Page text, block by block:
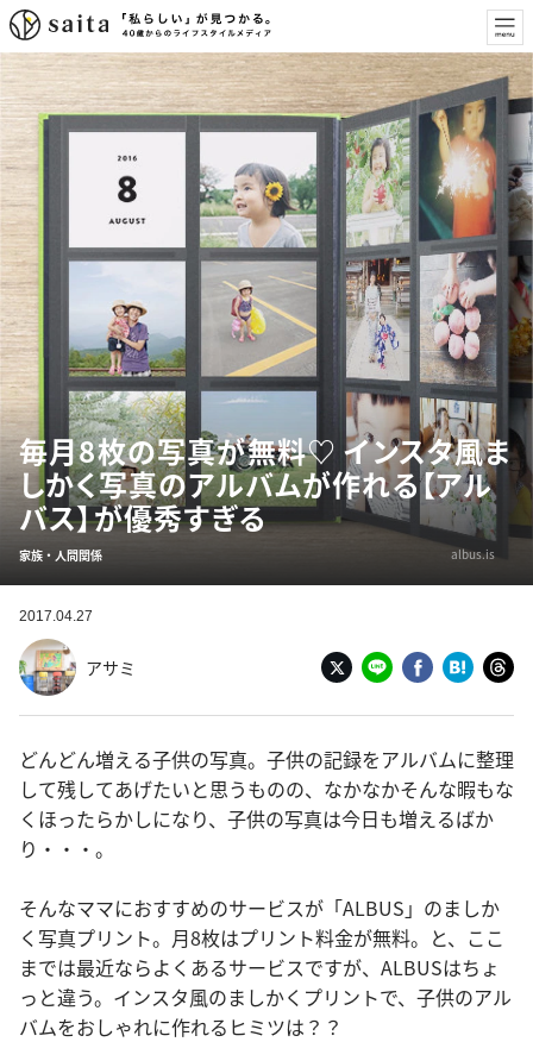
毎月8枚の写真が無料♡ インスタ風ま
しかく写真のアルバムが作れる【アル
バス】が優秀すぎる
家族・人間関係 albus.is
2017.04.27
アサミ
どんどん増える子供の写真。子供の記録をアルバムに整理
して残してあげたいと思うものの、なかなかそんな暇もな
くほったらかしになり、子供の写真は今日も増えるばか
り・・・。
そんなママにおすすめのサービスが「ALBUS」のましか
く写真プリント。月8枚はプリント料金が無料。と、ここ
までは最近ならよくあるサービスですが、ALBUSはちょ
っと違う。インスタ風のましかくプリントで、子供のアル
バムをおしゃれに作れるヒミツは？？